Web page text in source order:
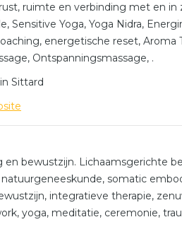
ruimte en verbinding met en in
Sensitive Yoga, Yoga Nidra,
energetische reset, Aroma
Ontspanningsmassage, .
Sittard
bewustzijn. Lichaamsgerichte
somatic
integratieve therapie,
yoga, meditatie, ceremonie,